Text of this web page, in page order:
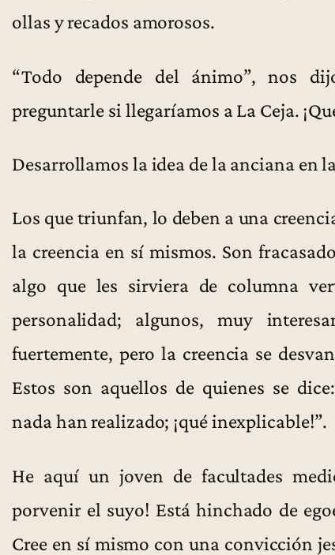
ollas y recados amorosos.
“Todo depende del ánimo”, nos
preguntarle si llegaríamos a La Ceja.
Desarrollamos la idea de la anciana en
Los que triunfan, lo deben a una
la creencia en sí mismos. Son
algo que les sirviera de columna
personalidad; algunos, muy
fuertemente, pero la creencia se
Estos son aquellos de quienes se
nada han realizado; ¡qué inexplicable!”.
He aquí un joven de facultades
porvenir el suyo! Está hinchado de
Cree en sí mismo con una convicción